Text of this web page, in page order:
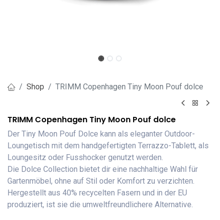
Shop TRIMM Copenhagen Tiny Moon Pouf dolce
TRIMM Copenhagen Tiny Moon Pouf dolce
Der Tiny Moon Pouf Dolce kann als eleganter Outdoor-
Loungetisch mit dem handgefertigten Terrazzo-Tablett, als
Loungesitz oder Fusshocker genutzt werden.
Die Dolce Collection bietet dir eine nachhaltige Wahl für
Gartenmöbel, ohne auf Stil oder Komfort zu verzichten.
Hergestellt aus 40% recycelten Fasern und in der EU
produziert, ist sie die umweltfreundlichere Alternative.